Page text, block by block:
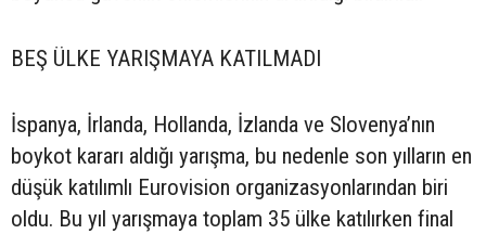
BEŞ ÜLKE YARIŞMAYA KATILMADI
İspanya, İrlanda, Hollanda, İzlanda ve Slovenya’nın
boykot kararı aldığı yarışma, bu nedenle son yılların en
düşük katılımlı Eurovision organizasyonlarından biri
oldu. Bu yıl yarışmaya toplam 35 ülke katılırken final